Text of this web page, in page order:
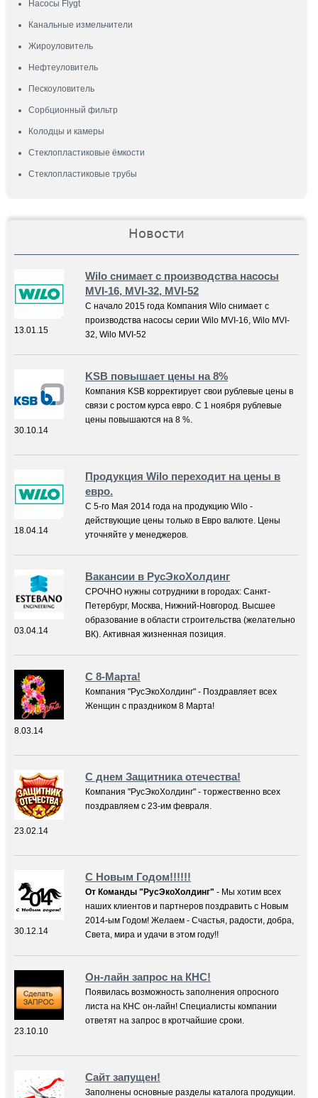
Насосы Flygt
Канальные измельчители
Жироуловитель
Нефтеуловитель
Пескоуловитель
Сорбционный фильтр
Колодцы и камеры
Стеклопластиковые ёмкости
Стеклопластиковые трубы
Новости
13.01.15
Wilo снимает с производства насосы
MVI-16, MVI-32, MVI-52
С начало 2015 года Компания Wilo снимает с
производства насосы серии Wilo MVI-16, Wilo MVI-
32, Wilo MVI-52
30.10.14
KSB повышает цены на 8%
Компания KSB корректирует свои рублевые цены в
связи с ростом курса евро. C 1 ноября рублевые
цены повышаются на 8 %.
18.04.14
Продукция Wilo переходит на цены в
евро.
С 5-го Мая 2014 года на продукцию Wilo -
действующие цены только в Евро валюте. Цены
уточняйте у менеджеров.
03.04.14
Вакансии в РусЭкоХолдинг
СРОЧНО нужны сотрудники в городах: Санкт-
Петербург, Москва, Нижний-Новгород. Высшее
образование в области строительства (желательно
ВК). Активная жизненная позиция.
8.03.14
С 8-Марта!
Компания "РусЭкоХолдинг" - Поздравляет всех
Женщин с праздником 8 Марта!
23.02.14
С днем Защитника отечества!
Компания "РусЭкоХолдинг" - торжественно всех
поздравляем с 23-им февраля.
30.12.14
С Новым Годом!!!!!!
От Команды "РусЭкоХолдинг" - Мы хотим всех
наших клиентов и партнеров поздравить с Новым
2014-ым Годом! Желаем - Счастья, радости, добра,
Света, мира и удачи в этом году!!
23.10.10
Он-лайн запрос на КНС!
Появилась возможность заполнения опросного
листа на КНС он-лайн! Специалисты компании
ответят на запрос в кротчайшие сроки.
Сайт запущен!
Заполнены основные разделы каталога продукции.